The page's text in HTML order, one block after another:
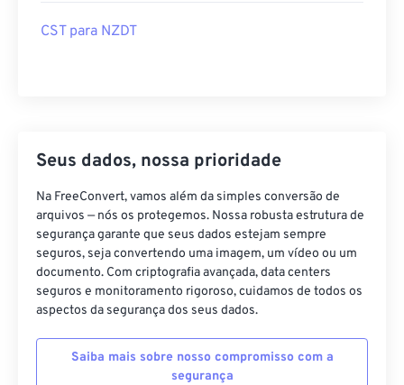
CST para NZDT
Seus dados, nossa prioridade
Na FreeConvert, vamos além da simples conversão de
arquivos — nós os protegemos. Nossa robusta estrutura de
segurança garante que seus dados estejam sempre
seguros, seja convertendo uma imagem, um vídeo ou um
documento. Com criptografia avançada, data centers
seguros e monitoramento rigoroso, cuidamos de todos os
aspectos da segurança dos seus dados.
Saiba mais sobre nosso compromisso com a
segurança